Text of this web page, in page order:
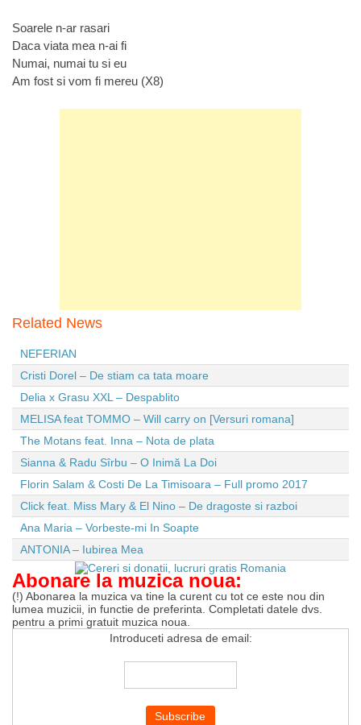
Soarele n-ar rasari
Daca viata mea n-ai fi
Numai, numai tu si eu
Am fost si vom fi mereu (X8)
Related News
NEFERIAN
Cristi Dorel – De stiam ca tata moare
Delia x Grasu XXL – Despablito
MELISA feat TOMMO – Will carry on [Versuri romana]
The Motans feat. Inna – Nota de plata
Sianna & Radu Sîrbu – O Inimă La Doi
Florin Salam & Costi De La Timisoara – Full promo 2017
Click feat. Miss Mary & El Nino – De dragoste si razboi
Ana Maria – Vorbeste-mi In Soapte
ANTONIA – Iubirea Mea
Abonare la muzica noua:
(!) Abonarea la muzica va tine la curent cu tot ce este nou din
lumea muzicii, in functie de preferinta. Completati datele dvs.
pentru a primi gratuit muzica noua.
Introduceti adresa de email: